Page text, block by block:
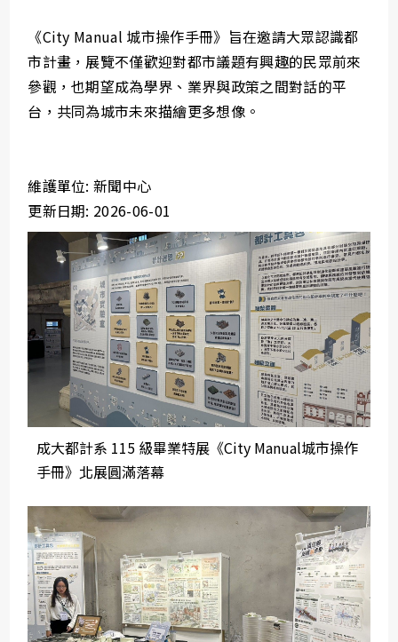
《City Manual 城市操作手冊》旨在邀請大眾認識都
市計畫，展覽不僅歡迎對都市議題有興趣的民眾前來
參觀，也期望成為學界、業界與政策之間對話的平
台，共同為城市未來描繪更多想像。
維護單位: 新聞中心
更新日期: 2026-06-01
成大都計系 115 級畢業特展《City Manual城市操作
手冊》北展圓滿落幕